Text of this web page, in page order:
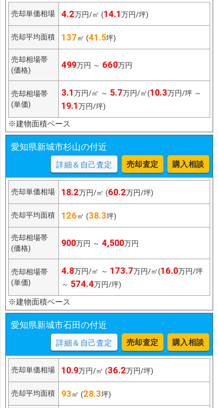
売却単価相場 4.2万円/㎡ (14.1万円/坪)
売却平均面積 137㎡ (41.5坪)
売却相場帯
(価格)
499万円 ～ 660万円
売却相場帯
(単価)
3.1万円/㎡ ～ 5.7万円/㎡(10.3万円/坪 ～
19.1万円/坪)
※建物面積ベース
愛知県新城市杉山の付近
詳細＆自己査定 売却査定 購入相談
売却単価相場 18.2万円/㎡ (60.2万円/坪)
売却平均面積 126㎡ (38.3坪)
売却相場帯
(価格)
900万円 ～ 4,500万円
売却相場帯
(単価)
4.8万円/㎡ ～ 173.7万円/㎡(16.0万円/坪
～ 574.4万円/坪)
※建物面積ベース
愛知県新城市石田の付近
詳細＆自己査定 売却査定 購入相談
売却単価相場 10.9万円/㎡ (36.2万円/坪)
売却平均面積 93㎡ (28.3坪)